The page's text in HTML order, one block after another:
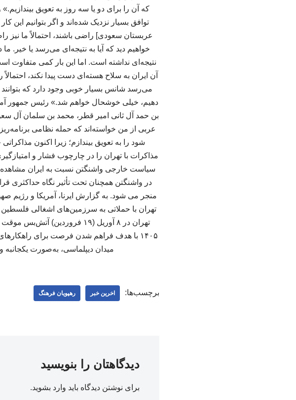
که آن را برای دو یا سه روز به تعویق
توافق بسیار نزدیک شده‌اند و اگر بتوانیم
عربستان سعودی] راضی باشند، احتمالاً ما نیز
خواهیم دید که آیا به نتیجه‌ای می‌رسد یا خیر.
نتیجه‌ای نداشته است. اما این بار کمی متفاوت
آن ایران به سلاح هسته‌ای دست پیدا نکند،
می‌رسد شانس بسیار خوبی وجود دارد که بتوانند
دهیم، خیلی خوشحال خواهم شد.» رئیس جمهور
بن حمد آل ثانی امیر قطر، محمد بن سلمان آل
عربی از من خواسته‌اند که حمله نظامی
شود را به تعویق بیندازم؛ زیرا اکنون
مذاکرات با تهران را در چارچوب فشار و
سیاست خارجی واشنگتن نسبت به ایران
در واشنگتن همچنان تحت تأثیر نگاه حداکثری
تهران با حملاتی به سرزمین‌های اشغالی فلسطین
۱۴۰۵ با هدف فراهم شدن فرصت برای
میدان دیپلماسی، به‌صورت یکجانبه و
برچسب‌ها: اخرین خبر رهپویان فرهنگ
دیدگاهتان را بنویسید
برای نوشتن دیدگاه باید وارد بشوید.